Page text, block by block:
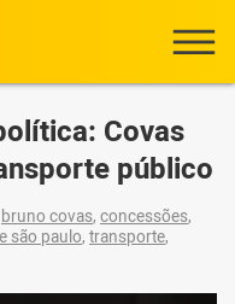
Covas
público
bruno covas, concessões,
são paulo, transporte,